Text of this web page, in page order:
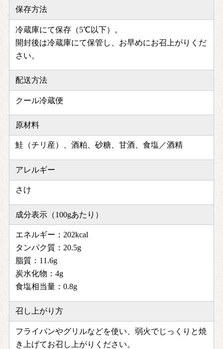
保存方法
冷蔵庫にて保存（5℃以下）。
開封後は冷蔵庫にて保管し、お早めにお召上がりくだ
さい。
配送方法
クール冷蔵便
原材料
鮭（チリ産）、酒粕、砂糖、甘酒、食塩／酒精
アレルギー
さけ
成分表示（100gあたり）
エネルギー：202kcal
タンパク質：20.5g
脂質：11.6g
炭水化物：4g
食塩相当量：0.8g
召し上がり方
フライパンやグリルなどを使い、弱火でじっくりと焼
き上げてお召し上がりください。